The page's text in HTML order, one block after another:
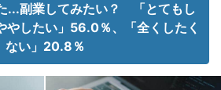
...副業してみたい？ 「とてもし
やしたい」56.0％、「全くしたく
ない」20.8％